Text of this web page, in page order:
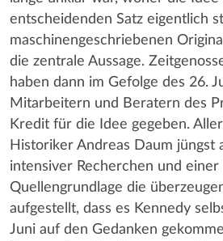
entscheidenden Satz eigentlich
maschinengeschriebenen
die zentrale Aussage.
haben dann im Gefolge des 26.
Mitarbeitern und Beratern des
Kredit für die Idee gegeben.
Historiker Andreas Daum jüngst
intensiver Recherchen und einer
Quellengrundlage die
aufgestellt, dass es Kennedy
Juni auf den Gedanken